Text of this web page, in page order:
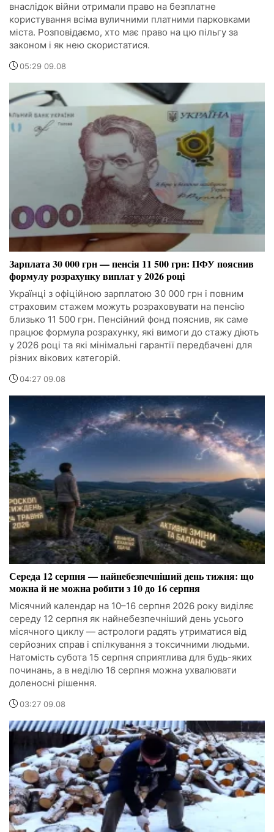
внаслідок війни отримали право на безплатне
користування всіма вуличними платними парковками
міста. Розповідаємо, хто має право на цю пільгу за
законом і як нею скористатися.
05:29 09.08
Зарплата 30 000 грн — пенсія 11 500 грн: ПФУ пояснив
формулу розрахунку виплат у 2026 році
Українці з офіційною зарплатою 30 000 грн і повним
страховим стажем можуть розраховувати на пенсію
близько 11 500 грн. Пенсійний фонд пояснив, як саме
працює формула розрахунку, які вимоги до стажу діють
у 2026 році та які мінімальні гарантії передбачені для
різних вікових категорій.
04:27 09.08
Середа 12 серпня — найнебезпечніший день тижня: що
можна й не можна робити з 10 до 16 серпня
Місячний календар на 10–16 серпня 2026 року виділяє
середу 12 серпня як найнебезпечніший день усього
місячного циклу — астрологи радять утриматися від
серйозних справ і спілкування з токсичними людьми.
Натомість субота 15 серпня сприятлива для будь-яких
починань, а в неділю 16 серпня можна ухвалювати
доленосні рішення.
03:27 09.08